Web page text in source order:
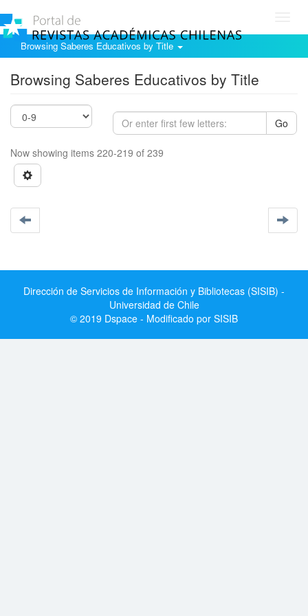
Browsing Saberes Educativos by Title
Browsing Saberes Educativos by Title
Go
Now showing items 220-219 of 239
Dirección de Servicios de Información y Bibliotecas (SISIB) -
Universidad de Chile
© 2019 Dspace - Modificado por SISIB